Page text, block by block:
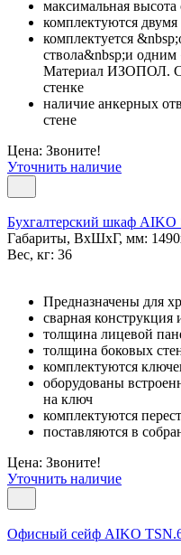
максимальная
комплектуются
комплектуется
ствола&nbsp;и одним
Материал ИЗОПОЛ. С
стенке
наличие анкерных
стене
Цена: Звоните!
Уточнить наличие
Бухгалтерский шкаф AIKO
Габариты, ВxШxГ, мм:
Вес, кг: 36
Предназначены для
сварная конструкция
толщина лицевой
толщина боковых
комплектуются
оборудованы
на ключ
комплектуются
поставляются в
Цена: Звоните!
Уточнить наличие
Офисный сейф AIKO